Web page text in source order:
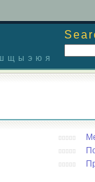
щ ы э ю я